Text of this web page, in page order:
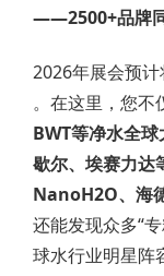
——2500+品牌
2026年展会预
。在这里，您不
BWT等净水全
歇尔、埃赛力达
NanoH2O、海
还能发现众多“
球水行业明星阵